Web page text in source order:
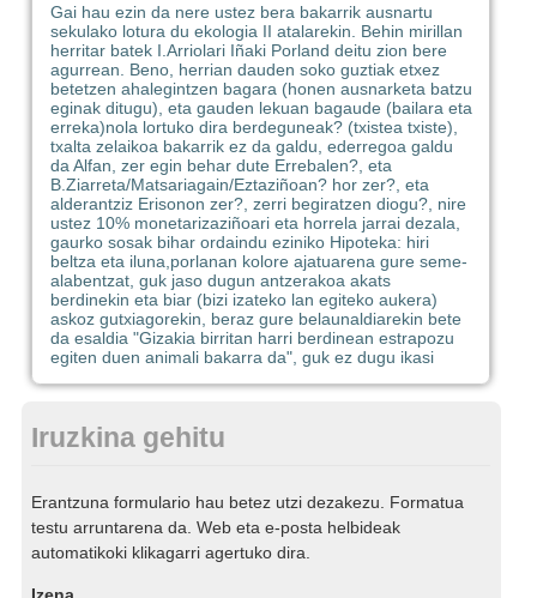
Gai hau ezin da nere ustez bera bakarrik ausnartu
sekulako lotura du ekologia II atalarekin. Behin mirillan
herritar batek I.Arriolari Iñaki Porland deitu zion bere
agurrean. Beno, herrian dauden soko guztiak etxez
betetzen ahalegintzen bagara (honen ausnarketa batzu
eginak ditugu), eta gauden lekuan bagaude (bailara eta
erreka)nola lortuko dira berdeguneak? (txistea txiste),
txalta zelaikoa bakarrik ez da galdu, ederregoa galdu
da Alfan, zer egin behar dute Errebalen?, eta
B.Ziarreta/Matsariagain/Eztaziñoan? hor zer?, eta
alderantziz Erisonon zer?, zerri begiratzen diogu?, nire
ustez 10% monetarizaziñoari eta horrela jarrai dezala,
gaurko sosak bihar ordaindu eziniko Hipoteka: hiri
beltza eta iluna,porlanan kolore ajatuarena gure seme-
alabentzat, guk jaso dugun antzerakoa akats
berdinekin eta biar (bizi izateko lan egiteko aukera)
askoz gutxiagorekin, beraz gure belaunaldiarekin bete
da esaldia "Gizakia birritan harri berdinean estrapozu
egiten duen animali bakarra da", guk ez dugu ikasi
Iruzkina gehitu
Erantzuna formulario hau betez utzi dezakezu. Formatua
testu arruntarena da. Web eta e-posta helbideak
automatikoki klikagarri agertuko dira.